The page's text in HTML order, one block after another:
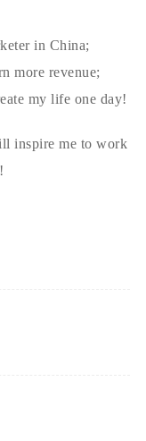
in China;
more revenue;
my life one day!
inspire me to work